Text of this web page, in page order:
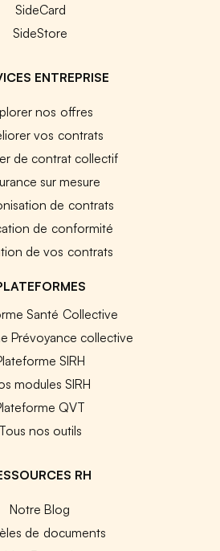
SideCard
SideStore
ENTREPRISE
nos offres
vos contrats
de contrat collectif
sur mesure
de contrats
de conformité
de vos contrats
Santé Collective
Prévoyance collective
SIRH
modules SIRH
QVT
Tous nos outils
RH
Notre Blog
de documents